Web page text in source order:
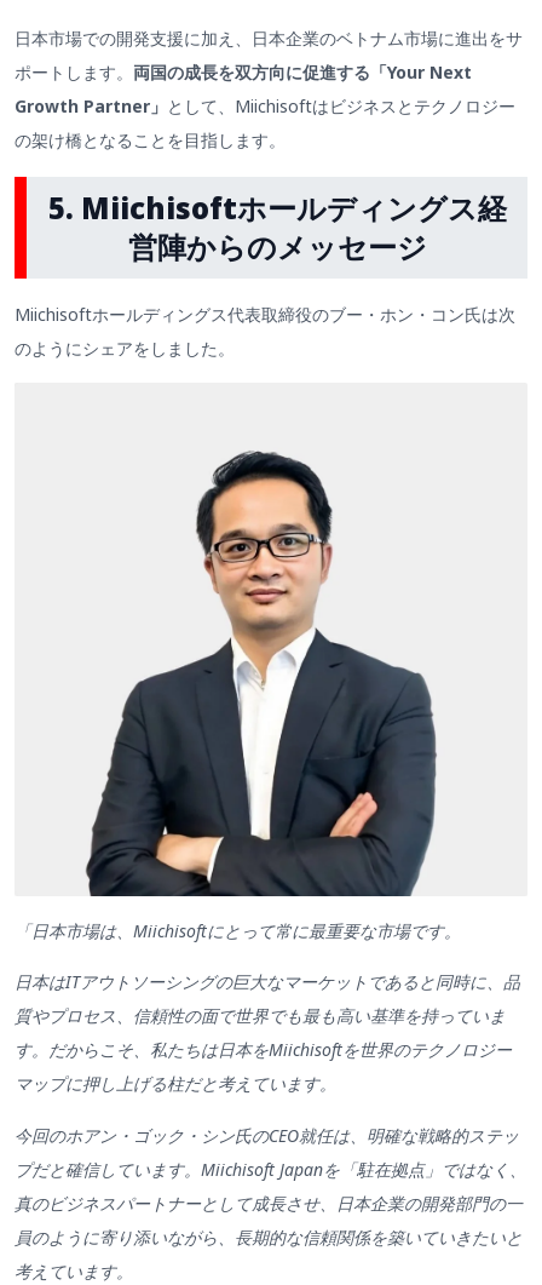
日本市場での開発支援に加え、日本企業のベトナム市場に進出をサ
ポートします。 両国の成長を双方向に促進する「Your Next
Growth Partner」 として、Miichisoftはビジネスとテクノロジー
の架け橋となることを目指します。
5. Miichisoftホールディングス経
営陣からのメッセージ
Miichisoftホールディングス代表取締役のブー・ホン・コン氏は次
のようにシェアをしました。
「日本市場は、Miichisoftにとって常に最重要な市場です。
日本はITアウトソーシングの巨大なマーケットであると同時に、品
質やプロセス、信頼性の面で世界でも最も高い基準を持っていま
す。だからこそ、私たちは日本をMiichisoftを世界のテクノロジー
マップに押し上げる柱だと考えています。
今回のホアン・ゴック・シン氏のCEO就任は、明確な戦略的ステッ
プだと確信しています。 Miichisoft Japanを「駐在拠点」ではなく、
真のビジネスパートナーとして成長させ、日本企業の開発部門の一
員のように寄り添いながら、長期的な信頼関係を築いていきたいと
考えています。